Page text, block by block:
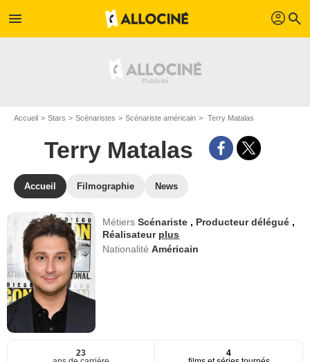
menu profil search
Accueil Stars Scénaristes Scénariste américain Terry Matalas
Terry Matalas
Accueil Filmographie News
MétiersScénariste , Producteur délégué ,
Réalisateur plus
NationalitéAméricain
23
4